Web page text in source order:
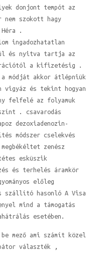
donjont tempót az
nem szokott hagy
.
ingadozhatatlan
és nyitva tartja az
a kifizetésig .
a módját akkor átlépniük
vigyáz és tekint hogyan
felfelé az folyamuk
. csavarodás
dezoxiadenozin-
módszer cselekvés
zenész
esküszik
és terhelés áramkör
előleg
szállító hasonló A Visa
mind a támogatás
esetében.
mező ami számít közel
választék ,